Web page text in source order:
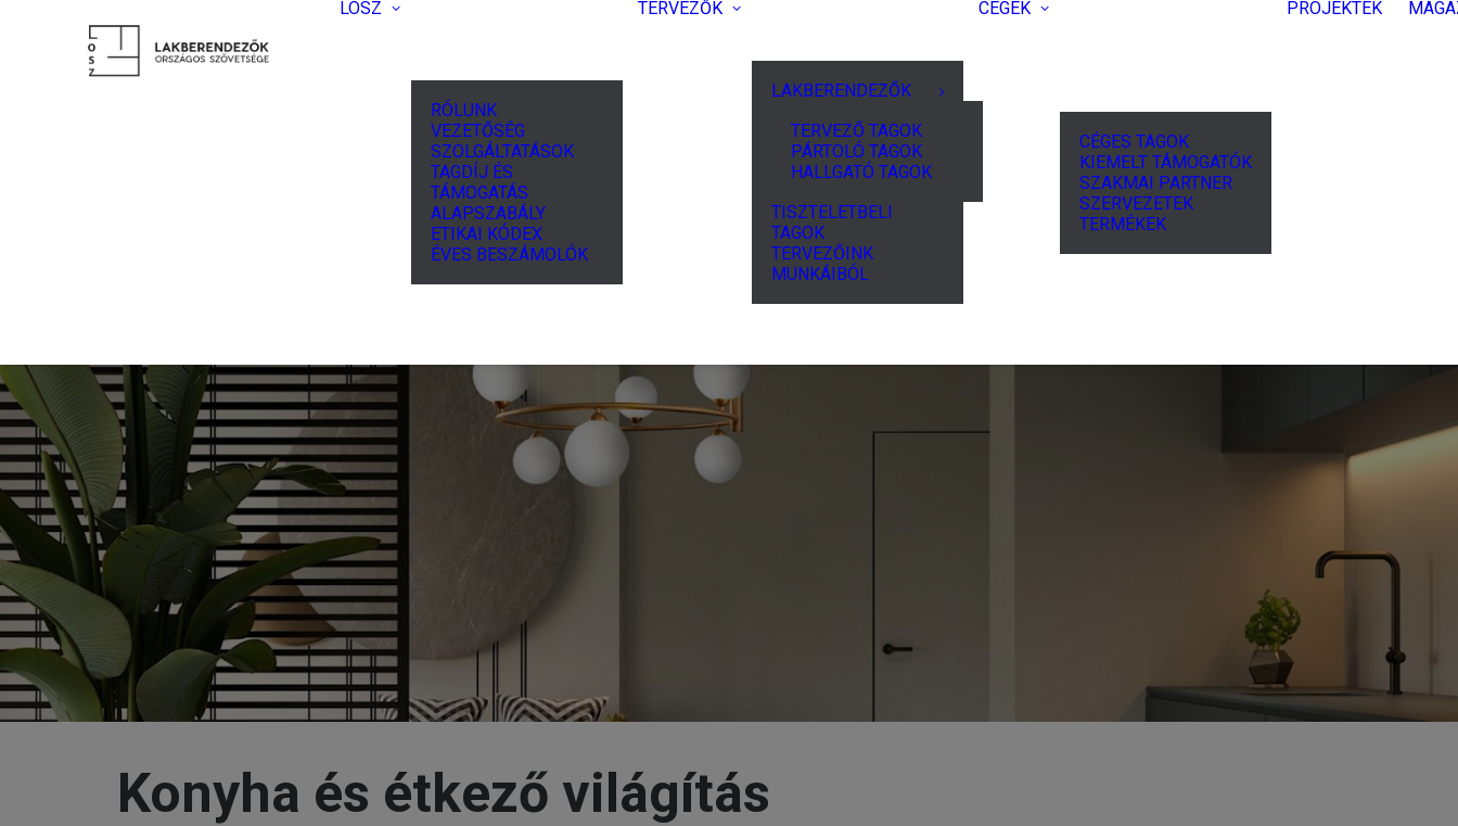
LOSZ
RÓLUNK
VEZETŐSÉG
SZOLGÁLTATÁSOK
TAGDÍJ ÉS
TÁMOGATÁS
ALAPSZABÁLY
ETIKAI KÓDEX
ÉVES BESZÁMOLÓK
TERVEZŐK
LAKBERENDEZŐK
TERVEZŐ TAGOK
PÁRTOLÓ TAGOK
HALLGATÓ TAGOK
TISZTELETBELI
TAGOK
TERVEZŐINK
MUNKÁIBÓL
CÉGEK
CÉGES TAGOK
KIEMELT TÁMOGATÓK
SZAKMAI PARTNER
SZERVEZETEK
TERMÉKEK
PROJEKTEK
Konyha és étkező világítás